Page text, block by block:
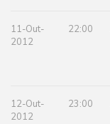
11-Out-
2012
22:00
12-Out-
2012
23:00